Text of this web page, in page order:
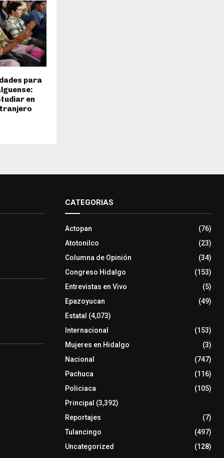
para
en
CATEGORIAS
Actopan
(76)
Atotonilco
(23)
Columna de Opinión
(34)
Congreso Hidalgo
(153)
Entrevistas en Vivo
(5)
Epazoyucan
(49)
Estatal (4,073)
Internacional
(153)
Mujeres en Hidalgo
(3)
Nacional
(747)
Pachuca
(116)
Policiaca
(105)
Principal (3,392)
Reportajes
(7)
Tulancingo
(497)
Uncategorized
(128)